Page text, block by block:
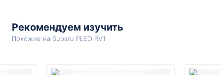
Рекомендуем изучить
Похожие на Subaru PLEO RV1